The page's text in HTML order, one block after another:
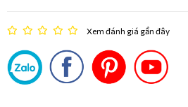
Xem đánh giá gần đây